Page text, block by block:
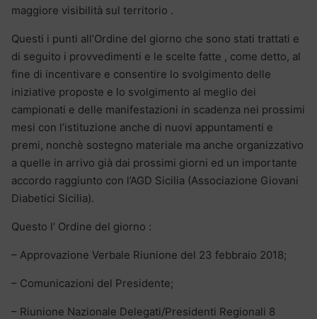
maggiore visibilità sul territorio .
Questi i punti all’Ordine del giorno che sono stati trattati e
di seguito i provvedimenti e le scelte fatte , come detto, al
fine di incentivare e consentire lo svolgimento delle
iniziative proposte e lo svolgimento al meglio dei
campionati e delle manifestazioni in scadenza nei prossimi
mesi con l’istituzione anche di nuovi appuntamenti e
premi, nonchè sostegno materiale ma anche organizzativo
a quelle in arrivo già dai prossimi giorni ed un importante
accordo raggiunto con l’AGD Sicilia (Associazione Giovani
Diabetici Sicilia).
Questo l’ Ordine del giorno :
– Approvazione Verbale Riunione del 23 febbraio 2018;
– Comunicazioni del Presidente;
– Riunione Nazionale Delegati/Presidenti Regionali 8